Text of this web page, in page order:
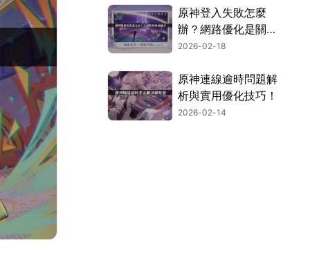
原神登入失敗怎麼
辦？網路優化是關
鍵！
2026-02-18
原神連線逾時問題解
析與實用優化技巧！
2026-02-14